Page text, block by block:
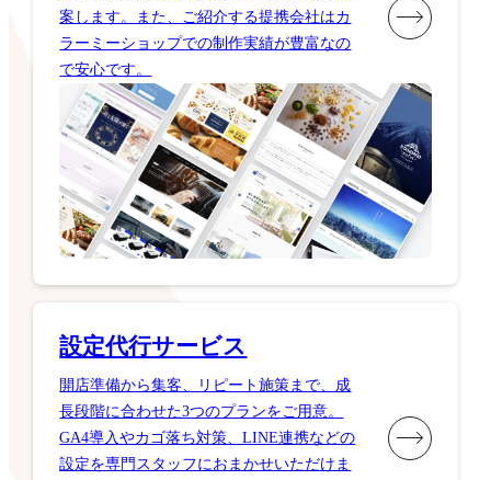
案します。また、ご紹介する提携会社はカ
ラーミーショップでの制作実績が豊富なの
で安心です。
設定代行サービス
開店準備から集客、リピート施策まで、成
長段階に合わせた3つのプランをご用意。
GA4導入やカゴ落ち対策、LINE連携などの
設定を専門スタッフにおまかせいただけま